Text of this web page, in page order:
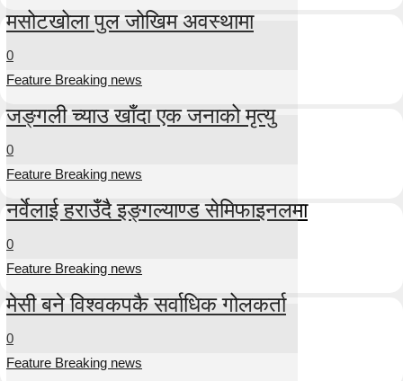
मसोटखोला पुल जोखिम अवस्थामा
0
Feature Breaking news
जङ्गली च्याउ खाँदा एक जनाको मृत्यु
0
Feature Breaking news
नर्वेलाई हराउँदै इङ्गल्याण्ड सेमिफाइनलमा
0
Feature Breaking news
मेसी बने विश्वकपकै सर्वाधिक गोलकर्ता
0
Feature Breaking news